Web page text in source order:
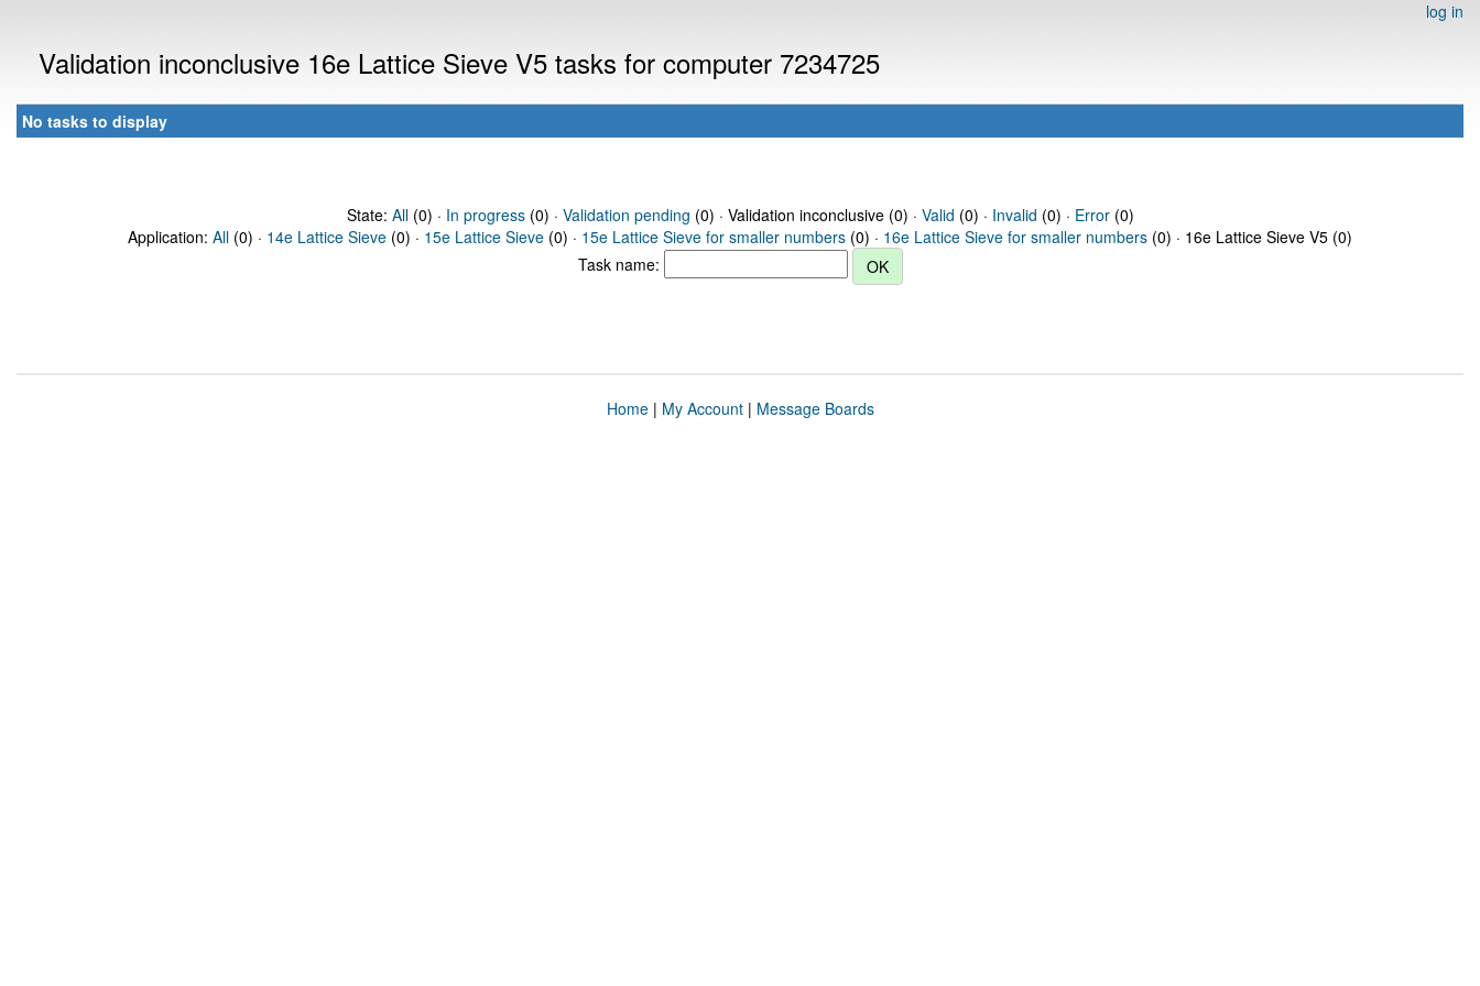
log in
Validation inconclusive 16e Lattice Sieve V5 tasks for computer 7234725
No tasks to display
State: All(0) · In progress(0) · Validation pending (0) · Validation inconclusive (0) · Valid (0) · Invalid (0) · Error(0)
Application: All (0) · 14e Lattice Sieve (0) · 15e Lattice Sieve (0) · 15e Lattice Sieve for smaller numbers (0) · 16e Lattice Sieve for smaller numbers (0) · 16e Lattice Sieve V5 (0)
Task name:
Home| My Account| Message Boards